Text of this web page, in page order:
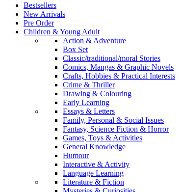
Bestsellers
New Arrivals
Pre Order
Children & Young Adult
Action & Adventure
Box Set
Classic/traditional/moral Stories
Comics, Mangas & Graphic Novels
Crafts, Hobbies & Practical Interests
Crime & Thriller
Drawing & Colouring
Early Learning
Essays & Letters
Family, Personal & Social Issues
Fantasy, Science Fiction & Horror
Games, Toys & Activities
General Knowledge
Humour
Interactive & Activity
Language Learning
Literature & Fiction